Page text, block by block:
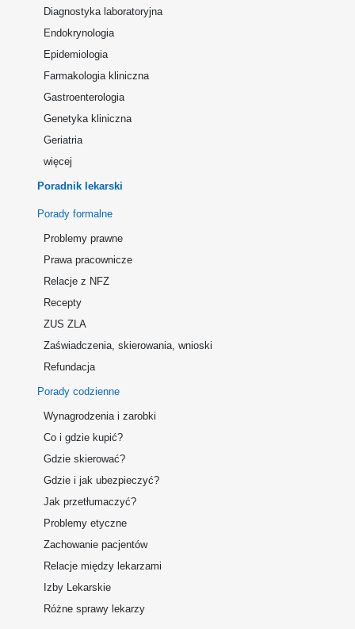
Diagnostyka laboratoryjna
Endokrynologia
Epidemiologia
Farmakologia kliniczna
Gastroenterologia
Genetyka kliniczna
Geriatria
więcej
Poradnik lekarski
Porady formalne
Problemy prawne
Prawa pracownicze
Relacje z NFZ
Recepty
ZUS ZLA
Zaświadczenia, skierowania, wnioski
Refundacja
Porady codzienne
Wynagrodzenia i zarobki
Co i gdzie kupić?
Gdzie skierować?
Gdzie i jak ubezpieczyć?
Jak przetłumaczyć?
Problemy etyczne
Zachowanie pacjentów
Relacje między lekarzami
Izby Lekarskie
Różne sprawy lekarzy